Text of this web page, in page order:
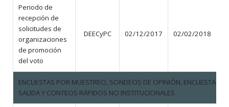
Periodo de
recepción de
solicitudes de
organizaciones
de promoción
del voto
DEECyPC 02/12/2017 02/02/2018
ENCUESTAS POR MUESTREO, SONDEOS DE OPINIÓN, ENCUESTAS DE
SALIDA Y CONTEOS RÁPIDOS NO INSTITUCIONALES